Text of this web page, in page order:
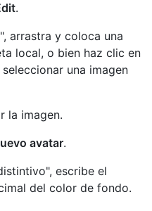
.
arrastra y coloca una
local, o bien haz clic en
seleccionar una imagen
la imagen.
avatar.
escribe el
del color de fondo.